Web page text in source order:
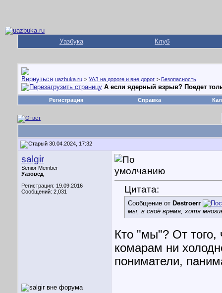
Уазбука Клуб
uazbuka.ru > УАЗ на дороге и вне дорог > Безопасность
А если ядерный взрыв? Поедет
Регистрация Справка
30.04.2024, 17:32
salgir
Senior Member
Уазовед
Регистрация: 19.09.2016
Сообщений: 2,031
Цитата:
Сообщение от Destroerr
мы, в своё время, хотя
Кто "мы"? От
комарам ни
пониматели,